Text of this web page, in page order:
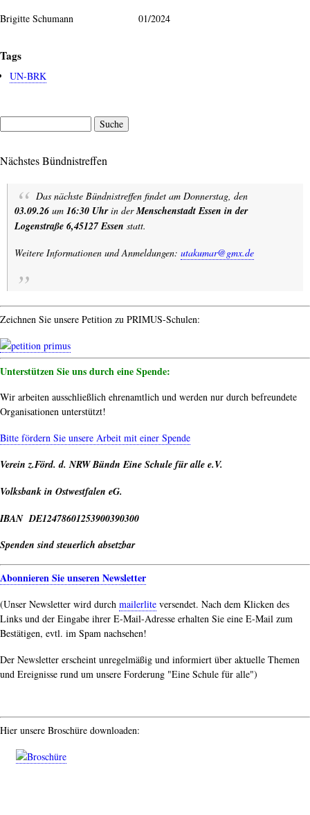
Brigitte Schumann 01/2024
Tags
UN-BRK
Nächstes Bündnistreffen
Das nächste Bündnistreffen findet am Donnerstag, den
03.09.26 um 16:30 Uhrin derMenschenstadt Essen in der
Logenstraße 6,45127 Essen statt.
Weitere Informationen und Anmeldungen: utakumar@gmx.de
Zeichnen Sie unsere Petition zu PRIMUS-Schulen:
Unterstützen Sie uns durch eine Spende:
Wir arbeiten ausschließlich ehrenamtlich und werden nur durch befreundete
Organisationen unterstützt!
Bitte fördern Sie unsere Arbeit mit einer Spende
Verein z.Förd. d. NRW Bündn Eine Schule für alle e.V.
Volksbank in Ostwestfalen eG.
IBAN DE12478601253900390300
Spenden sind steuerlich absetzbar
Abonnieren Sie unseren Newsletter
(Unser Newsletter wird durch mailerlite versendet. Nach dem Klicken des
Links und der Eingabe ihrer E-Mail-Adresse erhalten Sie eine E-Mail zum
Bestätigen, evtl. im Spam nachsehen!
Der Newsletter erscheint unregelmäßig und informiert über aktuelle Themen
und Ereignisse rund um unsere Forderung "Eine Schule für alle")
Hier unsere Broschüre downloaden: